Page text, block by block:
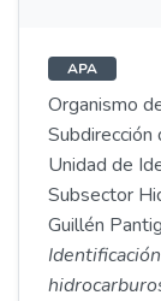
APA
Organismo
Subdirección
Unidad de
Subsector
Guillén